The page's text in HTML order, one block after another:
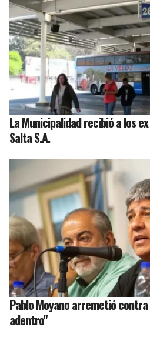
La Municipalidad recibió a los
Salta S.A.
Pablo Moyano arremetió
adentro"